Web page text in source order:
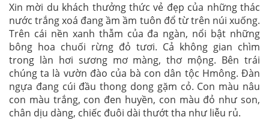
Xin mời du khách thưởng thức vẻ đẹp của những thác
nước trắng xoá đang ầm ầm tuôn đổ từ trên núi xuống.
Trên cái nền xanh thẫm của đa ngàn, nổi bật những
bông hoa chuối rừng đỏ tươi. Cả không gian chìm
trong làn hơi sương mơ màng, thơ mộng. Bên trái
chúng ta là vườn đào của bà con dân tộc Hmông. Đàn
ngựa đang cúi đầu thong dong gặm cỏ. Con màu nâu
con màu trắng, con đen huyền, con màu đỏ như son,
chân dịu dàng, chiếc đuôi dài thướt tha như liễu rủ.